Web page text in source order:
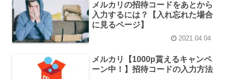
メルカリの招待コードをあとから
入力するには？【入れ忘れた場合
に見るページ】
2021.04.04
メルカリ【1000p貰えるキャンペ
ーン中！】招待コードの入力方法